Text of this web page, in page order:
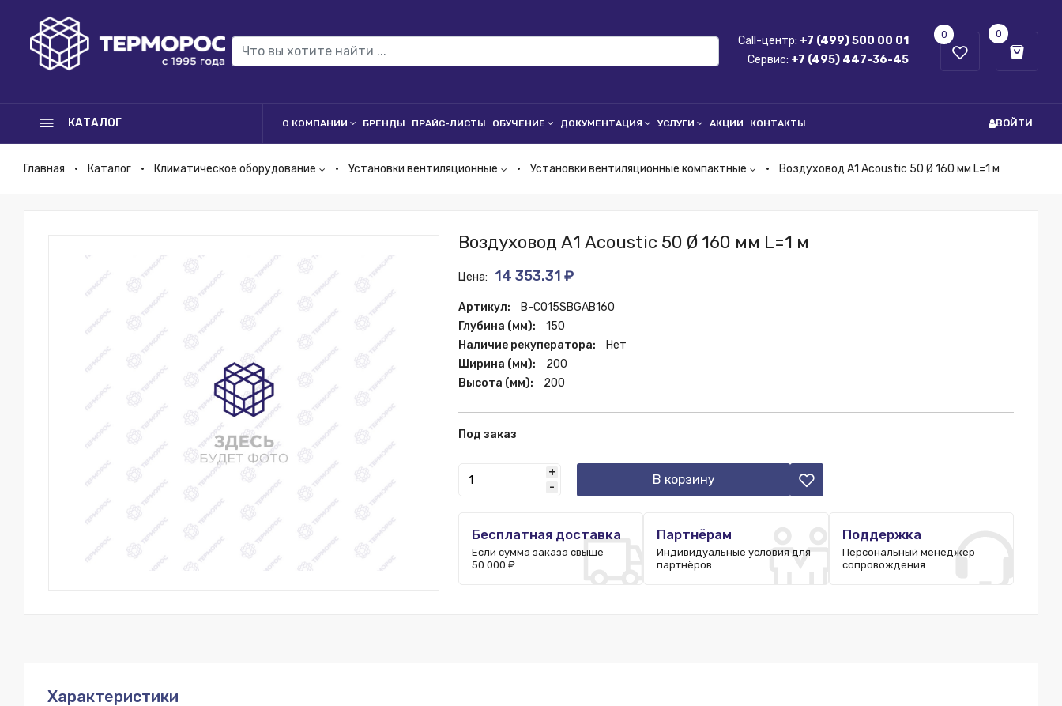
Call-центр: +7 (499) 500 00 01
Сервис: +7 (495) 447-36-45
0 0
КАТАЛОГ О КОМПАНИИ БРЕНДЫ ПРАЙС-ЛИСТЫ ОБУЧЕНИЕ ДОКУМЕНТАЦИЯ УСЛУГИ АКЦИИ КОНТАКТЫ ВОЙТИ
Главная Каталог Климатическое оборудование Установки вентиляционные Установки вентиляционные компактные Воздуховод А1 Acoustic 50 Ø 160 мм L=1 м
Воздуховод А1 Acoustic 50 Ø 160 мм L=1 м
Цена: 14 353.31 ₽
Артикул:
B-CO15SBGAB160
Глубина (мм):
150
Наличие рекуператора:
Нет
Ширина (мм):
200
Высота (мм):
200
Под заказ
+
-
В корзину
Бесплатная доставка
Если сумма заказа свыше
50 000 ₽
Партнёрам
Индивидуальные условия для
партнёров
Поддержка
Персональный менеджер
сопровождения
Характеристики